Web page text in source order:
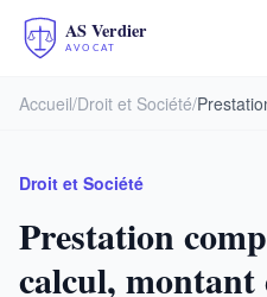
Accueil/Droit et Société/
Droit et Société
Prestation
calcul, montant